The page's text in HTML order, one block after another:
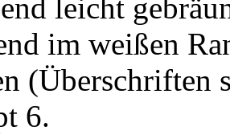
leicht
im weißen
(Überschriften
6.